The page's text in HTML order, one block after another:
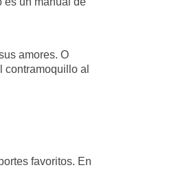
amores. O
al
favoritos. En